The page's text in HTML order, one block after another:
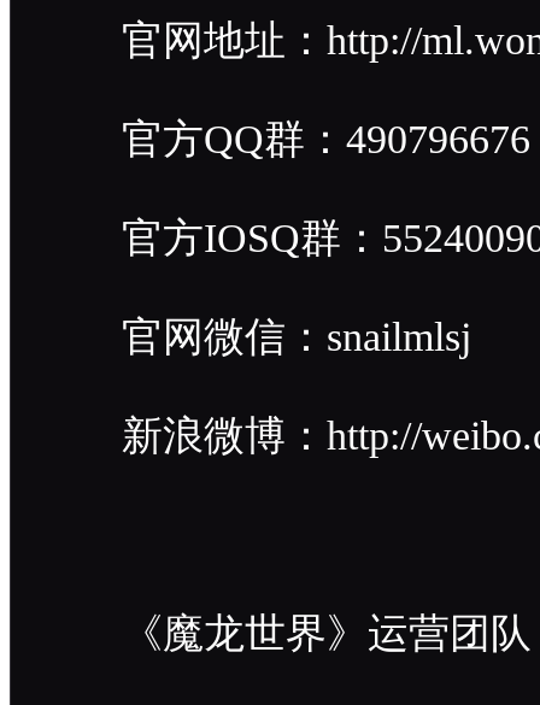
官网地址：http://
官方QQ群：490796676
官方IOSQ群：
官网微信：snailmlsj
新浪微博：http://
《魔龙世界》运营团队